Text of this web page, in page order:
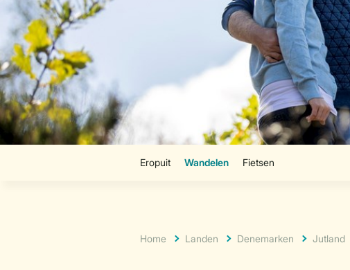
Home Landen Denemarken Jutland